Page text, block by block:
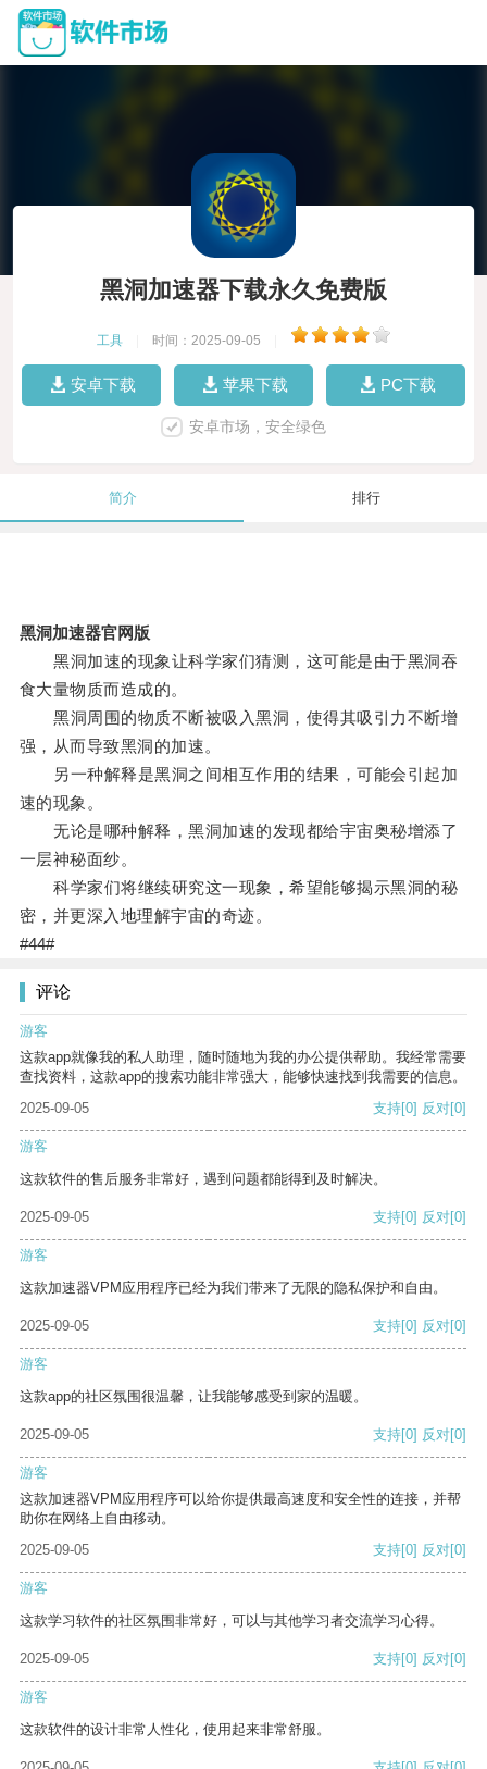
黑洞加速器下载永久免费版
工具 时间：2025-09-05
安卓下载 苹果下载 PC下载
安卓市场，安全绿色
简介 排行
黑洞加速器官网版
黑洞加速的现象让科学家们猜测，这可能是由于黑洞吞
食大量物质而造成的。
黑洞周围的物质不断被吸入黑洞，使得其吸引力不断增
强，从而导致黑洞的加速。
另一种解释是黑洞之间相互作用的结果，可能会引起加
速的现象。
无论是哪种解释，黑洞加速的发现都给宇宙奥秘增添了
一层神秘面纱。
科学家们将继续研究这一现象，希望能够揭示黑洞的秘
密，并更深入地理解宇宙的奇迹。
#44#
评论
游客
这款app就像我的私人助理，随时随地为我的办公提供帮助。我经常需要
查找资料，这款app的搜索功能非常强大，能够快速找到我需要的信息。
2025-09-05
支持[0] 反对[0]
游客
这款软件的售后服务非常好，遇到问题都能得到及时解决。
2025-09-05 支持[0] 反对[0]
游客
这款加速器VPM应用程序已经为我们带来了无限的隐私保护和自由。
2025-09-05 支持[0] 反对[0]
游客
这款app的社区氛围很温馨，让我能够感受到家的温暖。
2025-09-05 支持[0] 反对[0]
游客
这款加速器VPM应用程序可以给你提供最高速度和安全性的连接，并帮
助你在网络上自由移动。
2025-09-05
支持[0] 反对[0]
游客
这款学习软件的社区氛围非常好，可以与其他学习者交流学习心得。
2025-09-05 支持[0] 反对[0]
游客
这款软件的设计非常人性化，使用起来非常舒服。